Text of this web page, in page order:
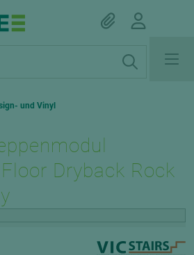
und Vinyl
Dryback Rock